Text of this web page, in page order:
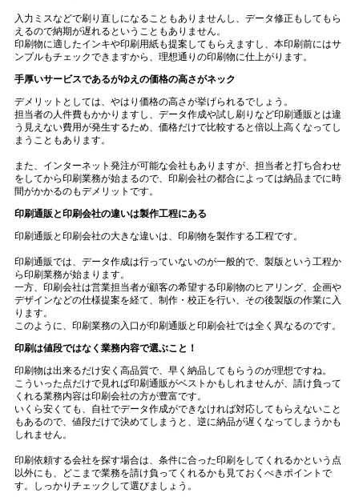
入力ミスなどで刷り直しになることもありませんし、データ修正もしてもら
えるので納期が遅れるということもありません。
印刷物に適したインキや印刷用紙も提案してもらえますし、本印刷前にはサ
ンプルもチェックできますから、理想通りの印刷物に仕上がります。
手厚いサービスであるがゆえの価格の高さがネック
デメリットとしては、やはり価格の高さが挙げられるでしょう。
担当者の人件費もかかりますし、データ作成や試し刷りなど印刷通販とは違
う見えない費用が発生するため、価格だけで比較すると倍以上高くなってし
まうこともあります。
また、インターネット発注が可能な会社もありますが、担当者と打ち合わせ
をしてから印刷業務が始まるので、印刷会社の都合によっては納品までに時
間がかかるのもデメリットです。
印刷通販と印刷会社の違いは製作工程にある
印刷通販と印刷会社の大きな違いは、印刷物を製作する工程です。
印刷通販では、データ作成は行っていないのが一般的で、製版という工程か
ら印刷業務が始まります。
一方、印刷会社は営業担当者が顧客の希望する印刷物のヒアリング、企画や
デザインなどの仕様提案を経て、制作・校正を行い、その後製版の作業に入
ります。
このように、印刷業務の入口が印刷通販と印刷会社では全く異なるのです。
印刷は値段ではなく業務内容で選ぶこと！
印刷物は出来るだけ安く高品質で、早く納品してもらうのが理想ですね。
こういった点だけで見れば印刷通販がベストかもしれませんが、請け負って
くれる業務内容は印刷会社の方が豊富です。
いくら安くても、自社でデータ作成ができなければ対応してもらえないこと
もあるので、値段だけで決めてしまうと、逆に納品が遅くなってしまうかも
しれません。
印刷依頼する会社を探す場合は、条件に合った印刷をしてくれるかという点
以外にも、どこまで業務を請け負ってくれるかも見ておくべきポイントで
す。しっかりチェックして選びましょう。